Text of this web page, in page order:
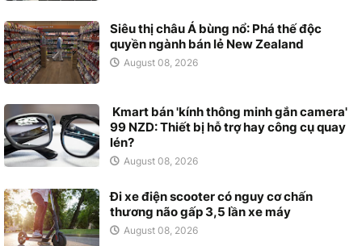
Siêu thị châu Á bùng nổ: Phá thế độc
quyền ngành bán lẻ New Zealand
August 08, 2026
Kmart bán 'kính thông minh gắn camera'
99 NZD: Thiết bị hỗ trợ hay công cụ quay
lén?
August 08, 2026
Đi xe điện scooter có nguy cơ chấn
thương não gấp 3,5 lần xe máy
August 08, 2026